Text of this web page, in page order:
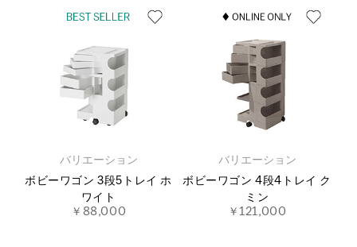
バリエーション
ボビーワゴン 3段5トレイ ホ
ワイト
￥88,000
バリエーション
ボビーワゴン 4段4トレイ ク
ミン
￥121,000